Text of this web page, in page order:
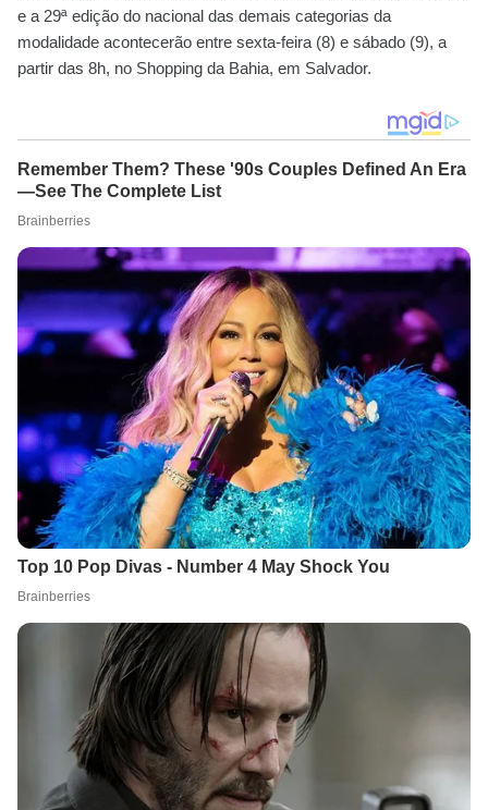
e a 29ª edição do nacional das demais categorias da
modalidade acontecerão entre sexta-feira (8) e sábado (9), a
partir das 8h, no Shopping da Bahia, em Salvador.